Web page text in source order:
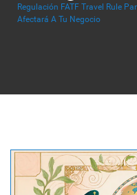
Regulación FATF Travel Rule
Afectará A Tu Negocio